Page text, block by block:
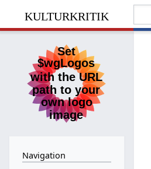
kulturkritik
Navigation